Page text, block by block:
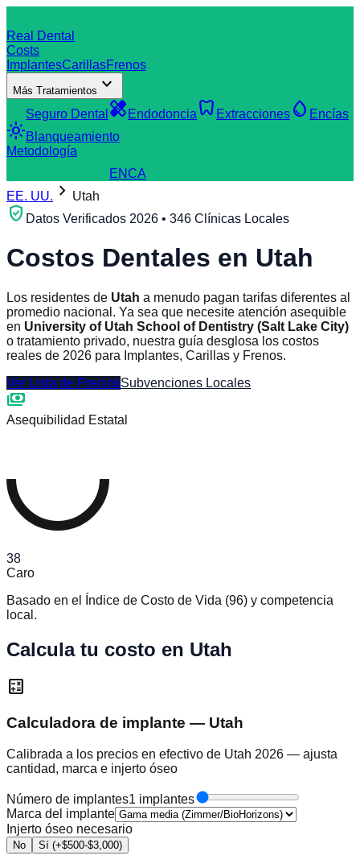
Real Dental
Costs
ImplantesCarillasFrenos
Más Tratamientos expand_more
Seguro Dental healing Endodoncia dentistry Extracciones water_drop Encías
light_modeBlanqueamiento
Metodología
ENCA
EE. UU. chevron_right Utah
verified_user Datos Verificados 2026 • 346 Clínicas Locales
Costos Dentales en Utah
Los residentes de Utah a menudo pagan tarifas diferentes al
promedio nacional. Ya sea que necesite atención asequible
en University of Utah School of Dentistry (Salt Lake City)
o tratamiento privado, nuestra guía desglosa los costos
reales de 2026 para Implantes, Carillas y Frenos.
Ver Lista de PreciosSubvenciones Locales
payments
Asequibilidad Estatal
38
Caro
Basado en el Índice de Costo de Vida (96) y competencia
local.
Calcula tu costo en Utah
calculate
Calculadora de implante — Utah
Calibrada a los precios en efectivo de Utah 2026 — ajusta
cantidad, marca e injerto óseo
Número de implantes1 implantes
Marca del implante
Injerto óseo necesario
No Sí (+$500-$3,000)